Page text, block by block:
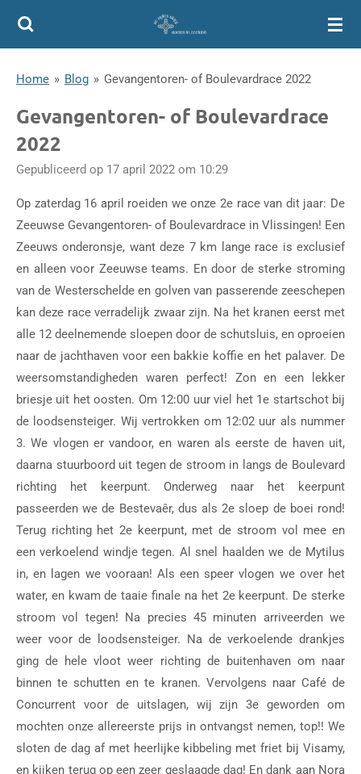
Ga
deHome » Blog » Gevangentoren- of Boulevardrace 2022
Gevangentoren- of Boulevardrace
2022
Gepubliceerd op 17 april 2022 om 10:29
Op zaterdag 16 april roeiden we onze 2e race van dit jaar: De
Zeeuwse Gevangentoren- of Boulevardrace in Vlissingen! Een
Zeeuws onderonsje, want deze 7 km lange race is exclusief
en alleen voor Zeeuwse teams. En door de sterke stroming
van de Westerschelde en golven van passerende zeeschepen
kan deze race verradelijk zwaar zijn. Na het kranen eerst met
alle 12 deelnemende sloepen door de schutsluis, en oproeien
naar de jachthaven voor een bakkie koffie en het palaver. De
weersomstandigheden waren perfect! Zon en een lekker
briesje uit het oosten. Om 12:00 uur viel het 1e startschot bij
de loodsensteiger. Wij vertrokken om 12:02 uur als nummer
3. We vlogen er vandoor, en waren als eerste de haven uit,
daarna stuurboord uit tegen de stroom in langs de Boulevard
richting het keerpunt. Onderweg naar het keerpunt
passeerden we de Bestevaêr, dus als 2e sloep de boei rond!
Terug richting het 2e keerpunt, met de stroom vol mee en
een verkoelend windje tegen. Al snel haalden we de Mytilus
in, en lagen we vooraan! Als een speer vlogen we over het
water, en kwam de taaie finale na het 2e keerpunt. De sterke
stroom vol tegen! Na precies 45 minuten arriveerden we
weer voor de loodsensteiger. Na de verkoelende drankjes
ging de hele vloot weer richting de buitenhaven om naar
binnen te schutten en te kranen. Vervolgens naar Café de
Concurrent voor de uitslagen, wij zijn 3e geworden om
mochten onze allereerste prijs in ontvangst nemen, top!! We
sloten de dag af met heerlijke kibbeling met friet bij Visamy,
en kijken terug op een zeer geslaagde dag! En dank aan Nora